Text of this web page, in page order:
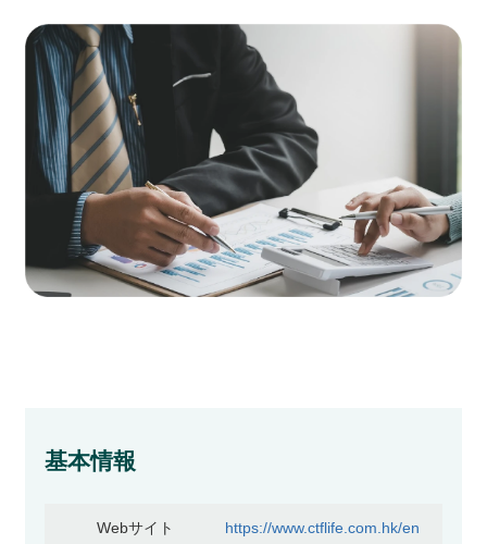
基本情報
Webサイト https://www.ctflife.com.hk/en